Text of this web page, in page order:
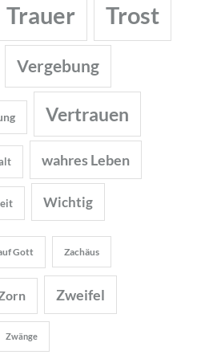
Trauer Trost
Vergebung
Vertrauen
wahres Leben
Wichtig
Gott Zachäus
Zweifel
Zwänge